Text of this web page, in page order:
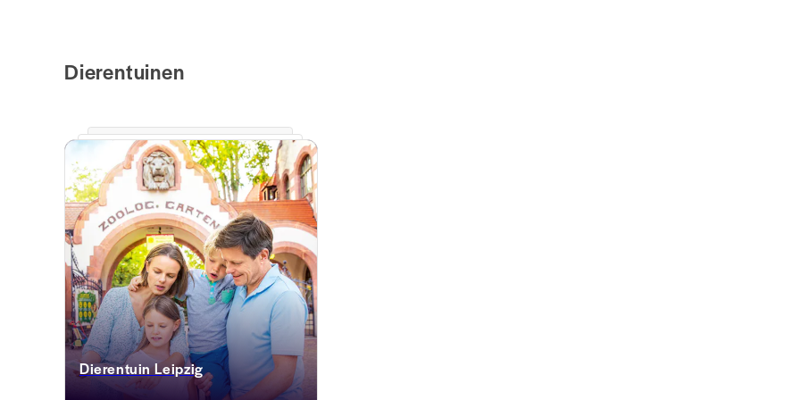
Dierentuinen
Dierentuin Leipzig